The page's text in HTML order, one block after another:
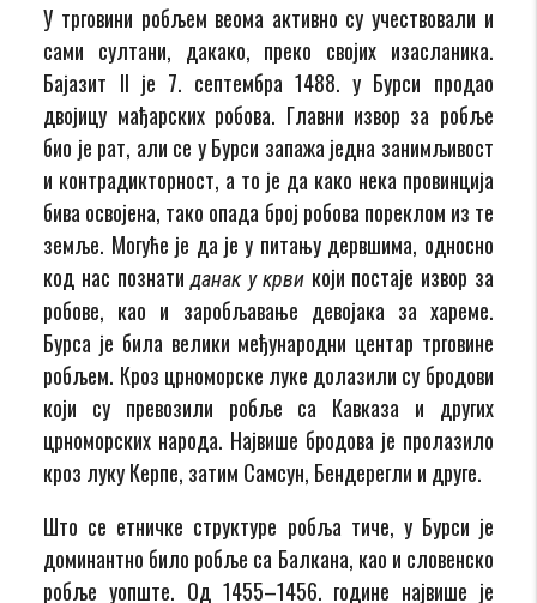
У трговини робљем веома активно су учествовали и
сами султани, дакако, преко својих изасланика.
Бајазит II је 7. септембра 1488. у Бурси продао
двојицу мађарских робова. Главни извор за робље
био је рат, али се у Бурси запажа једна занимљивост
и контрадикторност, а то је да како нека провинција
бива освојена, тако опада број робова пореклом из те
земље. Могуће је да је у питању дервшима, односно
код нас познатиданак у крви који постаје извор за
робове, као и заробљавање девојака за хареме.
Бурса је била велики међународни центар трговине
робљем. Кроз црноморске луке долазили су бродови
који су превозили робље са Кавказа и других
црноморских народа. Највише бродова је пролазило
кроз луку Керпе, затим Самсун, Бендерегли и друге.
Што се етничке структуре робља тиче, у Бурси је
доминантно било робље са Балкана, као и словенско
робље уопште. Од 1455–1456. године највише је